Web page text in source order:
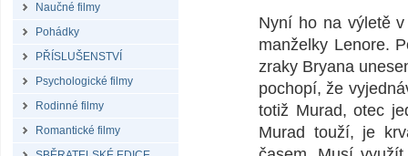
Naučné filmy
Pohádky
PŘÍSLUŠENSTVÍ
Psychologické filmy
Rodinné filmy
Romantické filmy
Nyní ho na výletě
manželky Lenore.
zraky Bryana
pochopí, že
totiž Murad, otec
Murad touží, je